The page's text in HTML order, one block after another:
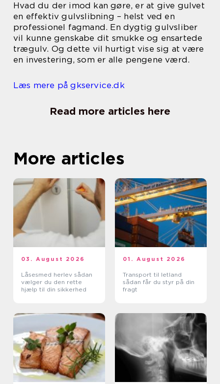
Hvad du der imod kan gøre, er at give gulvet
en effektiv gulvslibning – helst ved en
professionel fagmand. En dygtig gulvsliber
vil kunne genskabe dit smukke og ensartede
trægulv. Og dette vil hurtigt vise sig at være
en investering, som er alle pengene værd.
Læs mere på gkservice.dk
Read more articles here
More articles
03. August 2026
Låsesmed herlev sådan
vælger du den rette
hjælp til din sikkerhed
01. August 2026
Transport til letland
sådan får du styr på din
fragt